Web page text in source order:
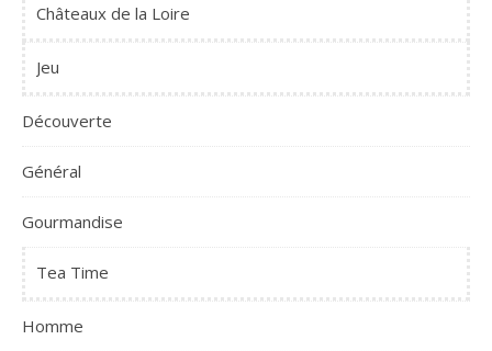
Châteaux de la Loire
Jeu
Découverte
Général
Gourmandise
Tea Time
Homme